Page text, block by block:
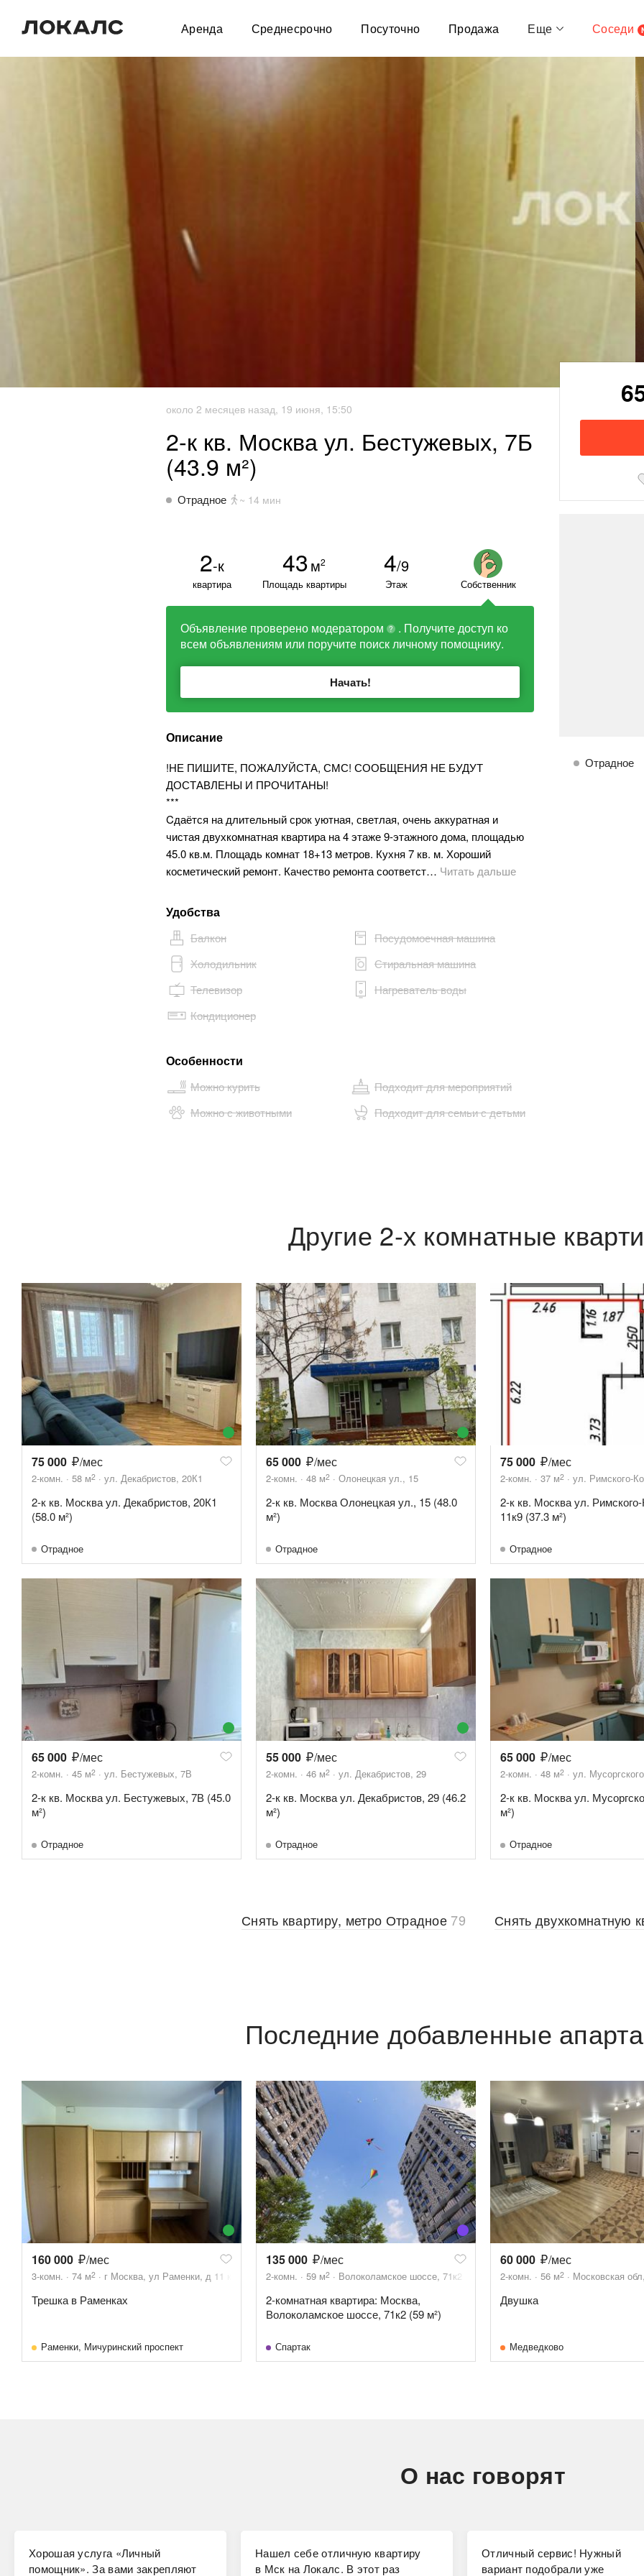
Аренда Среднесрочно Посуточно Продажа Еще Соседи
около 2 месяцев назад, 19 июня, 15:50
2-к кв. Москва ул. Бестужевых, 7Б
(43.9 м²)
Отрадное ~ 14 мин
2-к
квартира
43м2
Площадь квартиры
4/9
Этаж Собственник
Объявление проверено модератором ? . Получите доступ ко
всем объявлениям или поручите поиск личному помощнику.
Начать!
Описание
!НЕ ПИШИТЕ, ПОЖАЛУЙСТА, СМС! СООБЩЕНИЯ НЕ БУДУТ
ДОСТАВЛЕНЫ И ПРОЧИТАНЫ!
***
Cдаётся на длительный срок уютная, светлая, очень аккуратная и
чистая двухкомнатная квартира на 4 этаже 9-этажного дома, площадью
45.0 кв.м. Площадь комнат 18+13 метров. Кухня 7 кв. м. Хороший
косметический ремонт. Качество ремонта соответст… Читать дальше
Удобства
Балкон
Посудомоечная машина
Холодильник
Стиральная машина
Телевизор
Нагреватель воды
Кондиционер
Особенности
Можно курить
Подходит для мероприятий
Можно с животными
Подходит для семьи с детьми
Отрадное
Другие 2-х комнатные
75 000 /мес
2-комн. 58 м2 ул. Декабристов, 20К1
2-к кв. Москва ул. Декабристов, 20К1
(58.0 м²)
Отрадное
65 000 /мес
2-комн. 48 м2 Олонецкая ул., 15
2-к кв. Москва Олонецкая ул., 15 (48.0
м²)
Отрадное
75 000 /мес
2-комн. 37 м2 ул. Римского-
2-к кв. Москва ул.
11к9 (37.3 м²)
Отрадное
65 000 /мес
2-комн. 45 м2 ул. Бестужевых, 7В
2-к кв. Москва ул. Бестужевых, 7В (45.0
м²)
Отрадное
55 000 /мес
2-комн. 46 м2 ул. Декабристов, 29
2-к кв. Москва ул. Декабристов, 29 (46.2
м²)
Отрадное
65 000 /мес
2-комн. 48 м2 ул.
2-к кв. Москва ул.
м²)
Отрадное
Снять квартиру, метро Отрадное 79 Снять двухкомнатную
Последние добавленные
160 000 /мес
3-комн. 74 м2 г Москва, ул Раменки, д 11 к 1
Трешка в Раменках
Раменки, Мичуринский проспект
135 000 /мес
2-комн. 59 м2 Волоколамское шоссе, 71к2
2-комнатная квартира: Москва,
Волоколамское шоссе, 71к2 (59 м²)
Спартак
60 000 /мес
2-комн. 56 м2 Московская
Двушка
Медведково
О нас говорят
Хорошая услуга «Личный
помощник». За вами закрепляют
Нашел себе отличную квартиру
в Мск на Локалс. В этот раз
Отличный сервис! Нужный
вариант подобрали уже